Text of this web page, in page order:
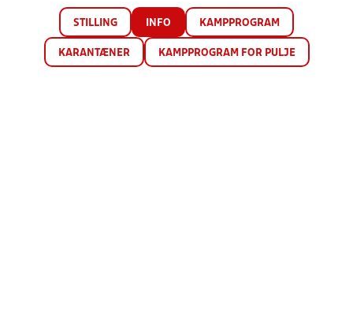
STILLING INFO KAMPPROGRAM
KARANTÆNER KAMPPROGRAM FOR PULJE